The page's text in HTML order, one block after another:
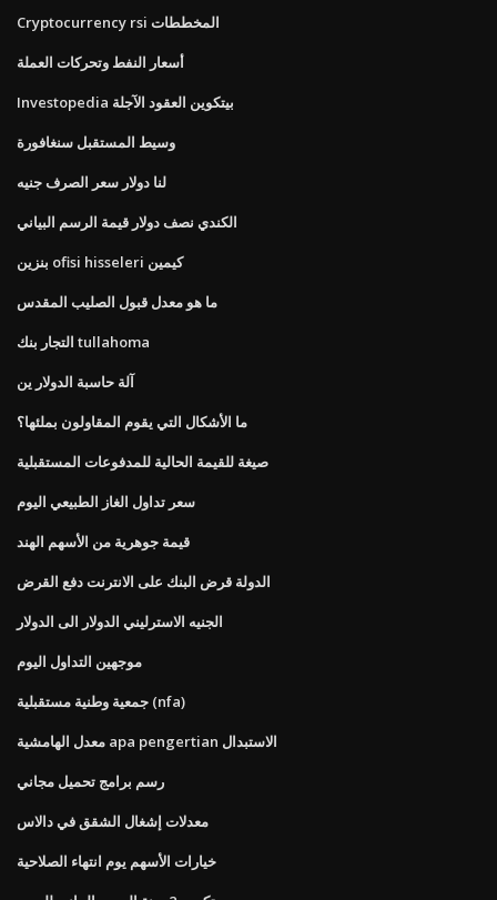
Cryptocurrency rsi المخططات
أسعار النفط وتحركات العملة
Investopedia بيتكوين العقود الآجلة
وسيط المستقبل سنغافورة
لنا دولار سعر الصرف جنيه
الكندي نصف دولار قيمة الرسم البياني
بنزين ofisi hisseleri كيمين
ما هو معدل قبول الصليب المقدس
التجار بنك tullahoma
آلة حاسبة الدولار ين
ما الأشكال التي يقوم المقاولون بملئها؟
صيغة للقيمة الحالية للمدفوعات المستقبلية
سعر تداول الغاز الطبيعي اليوم
قيمة جوهرية من الأسهم الهند
الدولة قرض البنك على الانترنت دفع القرض
الجنيه الاسترليني الدولار الى الدولار
موجهين التداول اليوم
جمعية وطنية مستقبلية (nfa)
معدل الهامشية apa pengertian الاستبدال
رسم برامج تحميل مجاني
معدلات إشغال الشقق في دالاس
خيارات الأسهم يوم انتهاء الصلاحية